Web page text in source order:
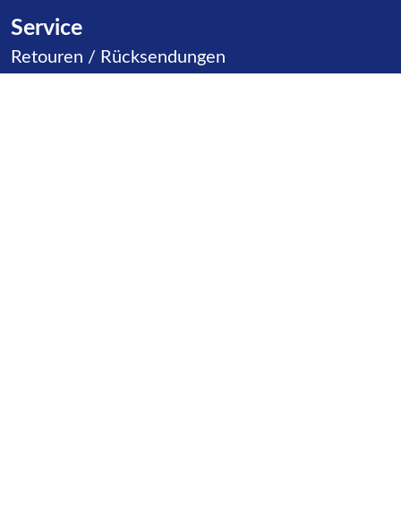
Service
Navigation überspringen
Retouren / Rücksendungen